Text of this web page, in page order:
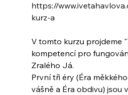
https://
kurz-a
V tomto kurzu projdeme
kompetencí pro
Zralého Já.
První tři éry (Éra
vášně a Éra obdivu) jsou